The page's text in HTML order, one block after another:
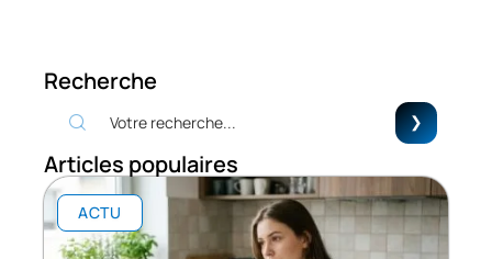
Recherche
Articles populaires
ACTU